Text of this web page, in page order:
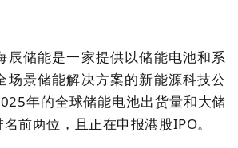
辰储能是一家提供以储能电池和系
场景储能解决方案的新能源科技公
年的全球储能电池出货量和大储
前两位，且正在申报港股IPO。